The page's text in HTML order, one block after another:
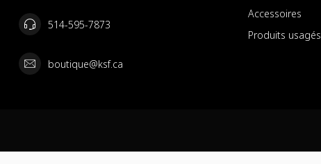
514-595-7873
boutique@ksf.ca
Accessoires
Produits usagés